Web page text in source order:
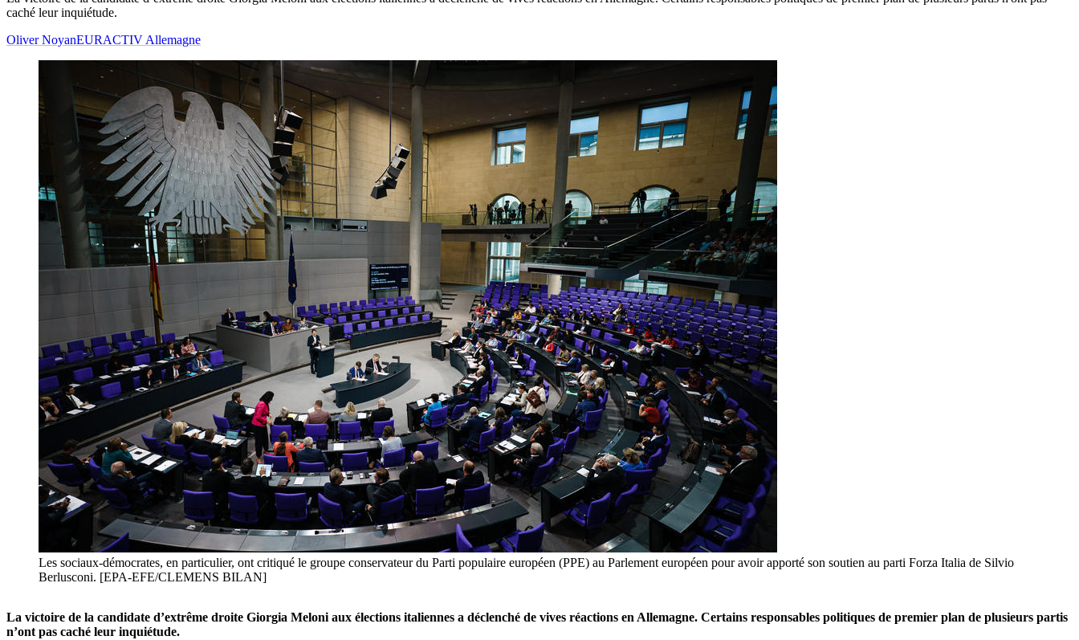
caché leur inquiétude.
Oliver NoyanEURACTIV Allemagne
Les sociaux-démocrates, en particulier, ont critiqué le groupe conservateur du Parti populaire européen (PPE) au Parlement européen pour avoir apporté son soutien au parti Forza Italia de Silvio
Berlusconi. [EPA-EFE/CLEMENS BILAN]
La victoire de la candidate d’extrême droite Giorgia Meloni aux élections italiennes a déclenché de vives réactions en Allemagne. Certains responsables politiques de premier plan de plusieurs partis
n’ont pas caché leur inquiétude.